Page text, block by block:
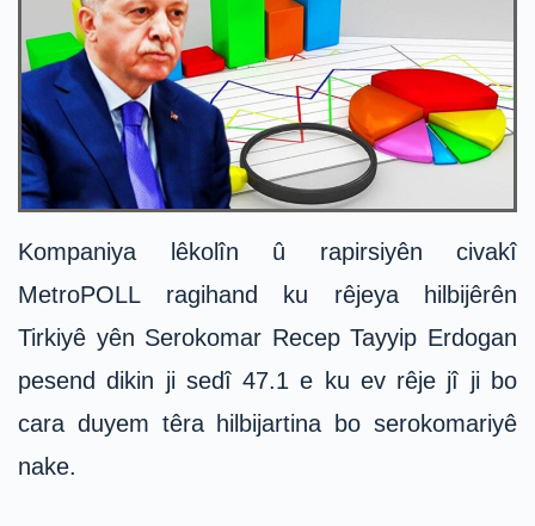
Kompaniya lêkolîn û rapirsiyên civakî
MetroPOLL ragihand ku rêjeya hilbijêrên
Tirkiyê yên Serokomar Recep Tayyip Erdogan
pesend dikin ji sedî 47.1 e ku ev rêje jî ji bo
cara duyem têra hilbijartina bo serokomariyê
nake.